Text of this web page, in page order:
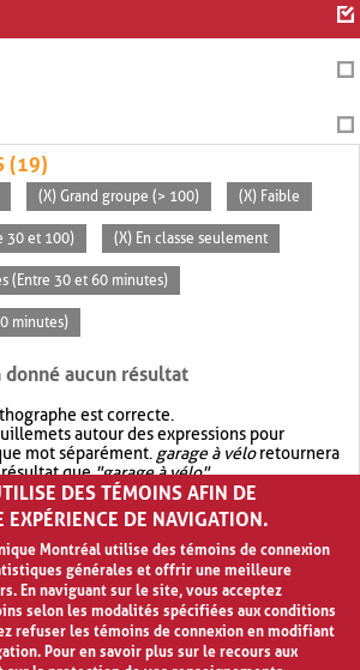
(19)
(X) Grand groupe (> 100) (X) Faible
30 et 100) (X) En classe seulement
(Entre 30 et 60 minutes)
minutes)
aucun résultat
est correcte.
autour des expressions pour
mot séparément. garage à véloretournera
résultat que"garage à vélo".
votre recherche avec OR.garage OR vélo
plus de résultat quegarage à vélo
DES TÉMOINS AFIN DE
EXPÉRIENCE DE NAVIGATION.
Montréal utilise des témoins de connexion
générales et offrir une meilleure
En naviguant sur le site, vous acceptez
selon les modalités spécifiées aux conditions
refuser les témoins de connexion en modifiant
Pour en savoir plus sur le recours aux